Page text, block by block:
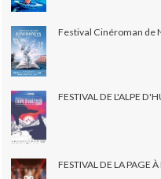
Festival Cinéroman de
FESTIVAL DE L'ALPE
FESTIVAL DE LA PAGE